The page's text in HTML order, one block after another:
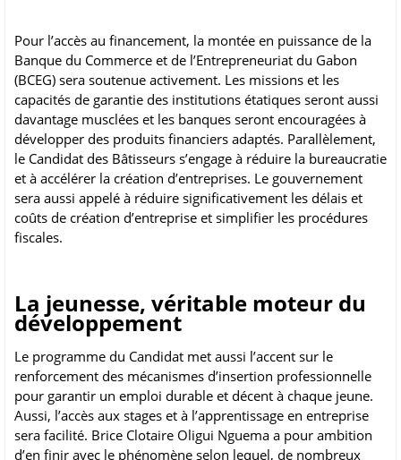
Pour l’accès au financement, la montée en puissance de la
Banque du Commerce et de l’Entrepreneuriat du Gabon
(BCEG) sera soutenue activement. Les missions et les
capacités de garantie des institutions étatiques seront aussi
davantage musclées et les banques seront encouragées à
développer des produits financiers adaptés. Parallèlement,
le Candidat des Bâtisseurs s’engage à réduire la bureaucratie
et à accélérer la création d’entreprises. Le gouvernement
sera aussi appelé à réduire significativement les délais et
coûts de création d’entreprise et simplifier les procédures
fiscales.
La jeunesse, véritable moteur du
développement
Le programme du Candidat met aussi l’accent sur le
renforcement des mécanismes d’insertion professionnelle
pour garantir un emploi durable et décent à chaque jeune.
Aussi, l’accès aux stages et à l’apprentissage en entreprise
sera facilité. Brice Clotaire Oligui Nguema a pour ambition
d’en finir avec le phénomène selon lequel, de nombreux